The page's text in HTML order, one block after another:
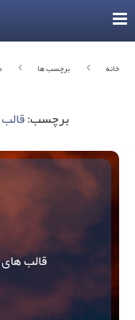
خانه برچسب ها
برچسب:
قالب